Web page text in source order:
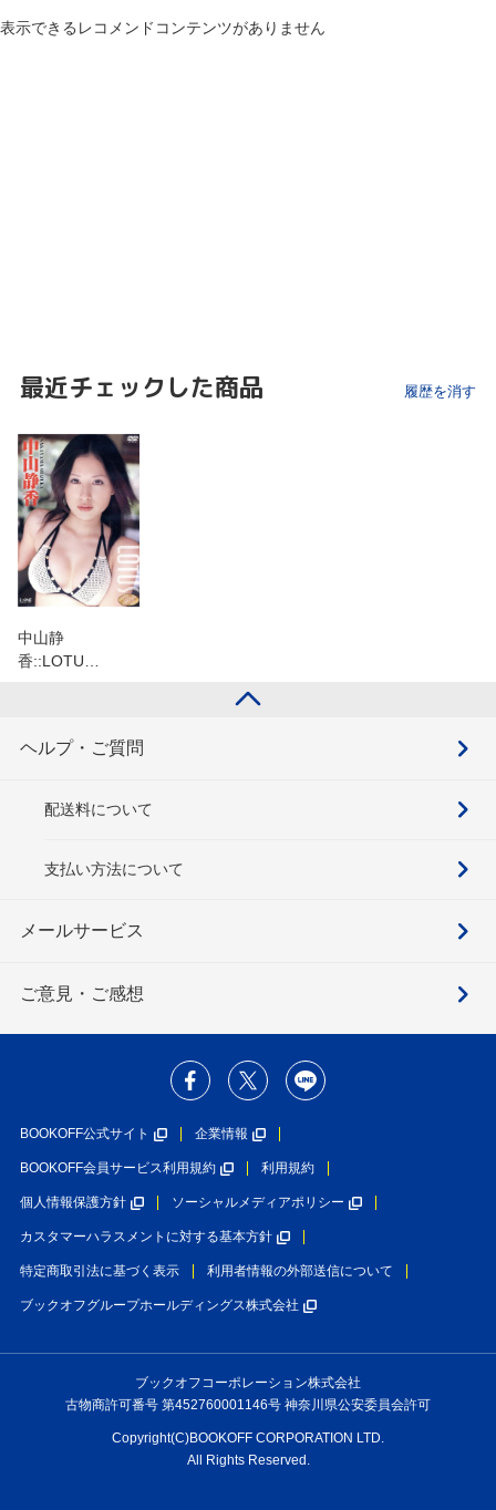
表示できるレコメンドコンテンツがありません
最近チェックした商品 履歴を消す
中山静
香::LOTU…
ヘルプ・ご質問
配送料について
支払い方法について
メールサービス
ご意見・ご感想
BOOKOFF公式サイト 企業情報
BOOKOFF会員サービス利用規約 利用規約
個人情報保護方針 ソーシャルメディアポリシー
カスタマーハラスメントに対する基本方針
特定商取引法に基づく表示 利用者情報の外部送信について
ブックオフグループホールディングス株式会社
ブックオフコーポレーション株式会社
古物商許可番号 第452760001146号 神奈川県公安委員会許可
Copyright(C)BOOKOFF CORPORATION LTD.
All Rights Reserved.